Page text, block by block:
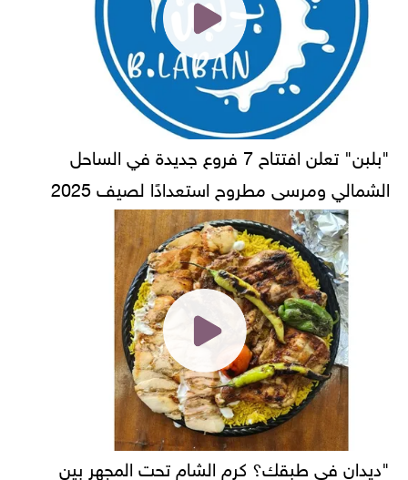
"بلبن" تعلن افتتاح 7 فروع جديدة في الساحل
الشمالي ومرسى مطروح استعدادًا لصيف 2025
"ديدان في طبقك؟ كرم الشام تحت المجهر بين